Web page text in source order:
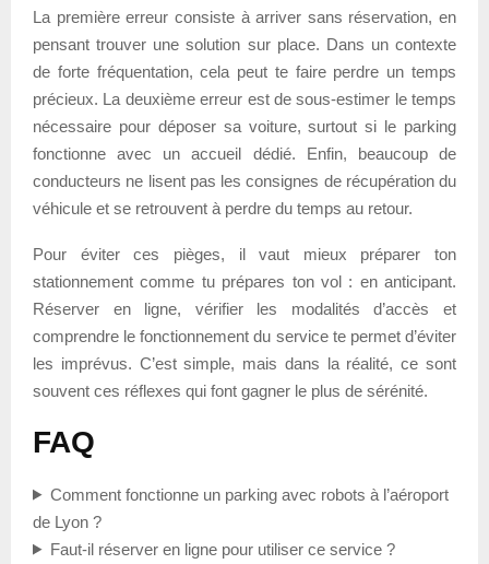
La première erreur consiste à arriver sans réservation, en
pensant trouver une solution sur place. Dans un contexte
de forte fréquentation, cela peut te faire perdre un temps
précieux. La deuxième erreur est de sous-estimer le temps
nécessaire pour déposer sa voiture, surtout si le parking
fonctionne avec un accueil dédié. Enfin, beaucoup de
conducteurs ne lisent pas les consignes de récupération du
véhicule et se retrouvent à perdre du temps au retour.
Pour éviter ces pièges, il vaut mieux préparer ton
stationnement comme tu prépares ton vol : en anticipant.
Réserver en ligne, vérifier les modalités d’accès et
comprendre le fonctionnement du service te permet d’éviter
les imprévus. C’est simple, mais dans la réalité, ce sont
souvent ces réflexes qui font gagner le plus de sérénité.
FAQ
Comment fonctionne un parking avec robots à l’aéroport
de Lyon ?
Faut-il réserver en ligne pour utiliser ce service ?